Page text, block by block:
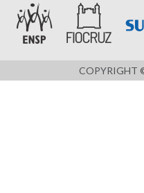
COPYRIGHT